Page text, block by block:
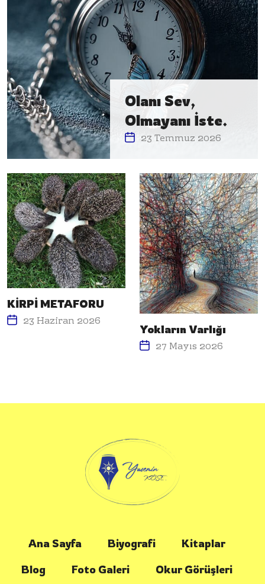
Olanı Sev,
Olmayanı İste.
23 Temmuz 2026
KİRPİ METAFORU
23 Haziran 2026 Yokların Varlığı
27 Mayıs 2026
Ana Sayfa Biyografi
Kitaplar
Blog
Foto Galeri Okur Görüşleri